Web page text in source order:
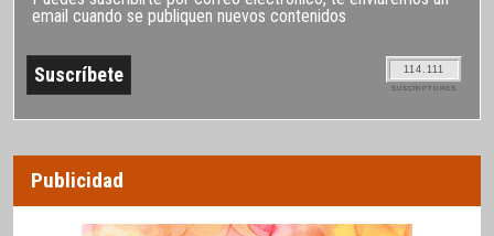
email cuando se publiquen nuevos contenidos
114.111
SUSCRIPTORES
Publicidad